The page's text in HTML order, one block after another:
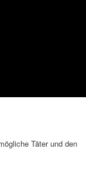
Täter und den